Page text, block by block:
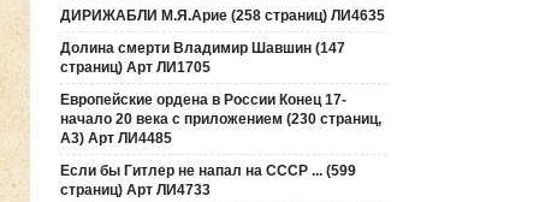
ДИРИЖАБЛИ М.Я.Арие (258 страниц) ЛИ4635
Долина смерти Владимир Шавшин (147
страниц) Арт ЛИ1705
Европейские ордена в России Конец 17-
начало 20 века с приложением (230 страниц,
А3) Арт ЛИ4485
Если бы Гитлер не напал на СССР ... (599
страниц) Арт ЛИ4733